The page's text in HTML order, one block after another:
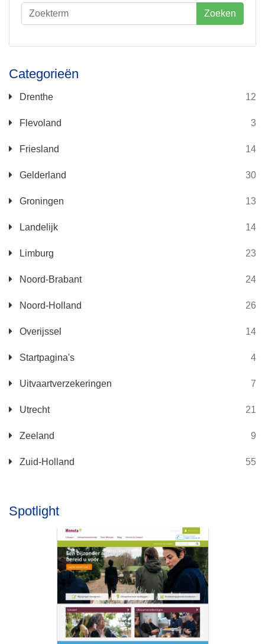
Categorieën
Drenthe 12
Flevoland 3
Friesland 14
Gelderland 30
Groningen 13
Landelijk 14
Limburg 23
Noord-Brabant 24
Noord-Holland 26
Overijssel 14
Startpagina's 4
Uitvaartverzekeringen 7
Utrecht 21
Zeeland 9
Zuid-Holland 55
Spotlight
Zoeken